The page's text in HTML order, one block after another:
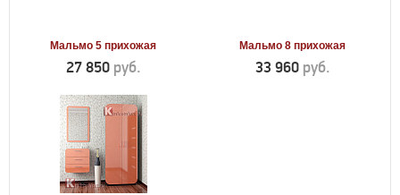
Мальмо 5 прихожая
27 850 руб.
Мальмо 8 прихожая
33 960 руб.